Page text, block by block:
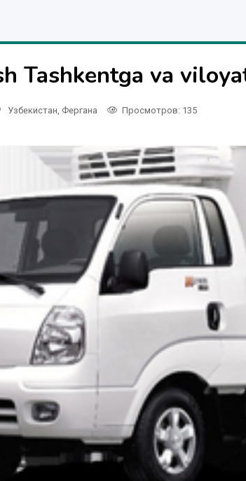
Tashkentga va
Узбекистан Фергана Просмотров: 135